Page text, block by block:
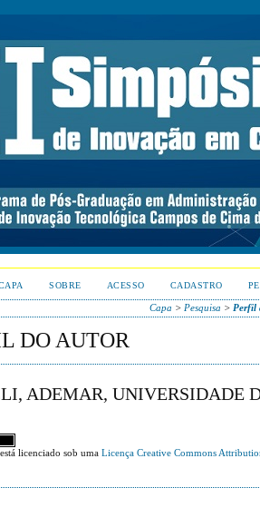
SOBRE ACESSO CADASTRO
Capa > Pesquisa > Perfil
DO AUTOR
ADEMAR, UNIVERSIDADE
licenciado sob uma Licença Creative Commons